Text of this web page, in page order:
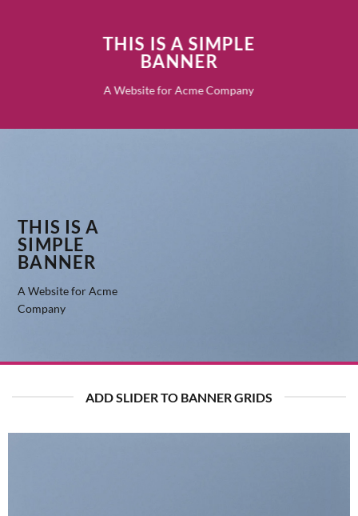
THIS IS A SIMPLE
BANNER
A Website for Acme Company
THIS IS A
SIMPLE
BANNER
A Website for Acme
Company
ADD SLIDER TO BANNER GRIDS